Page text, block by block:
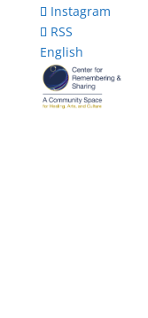
Instagram
RSS
English